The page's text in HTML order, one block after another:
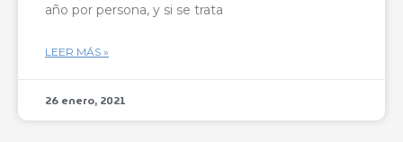
año por persona, y si se trata
LEER MÁS »
26 enero, 2021